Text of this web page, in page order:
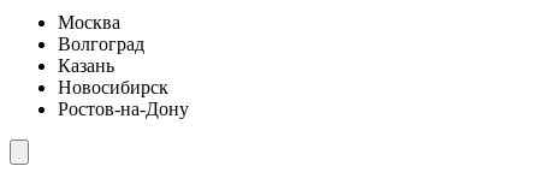
Москва
Волгоград
Казань
Новосибирск
Ростов-на-Дону